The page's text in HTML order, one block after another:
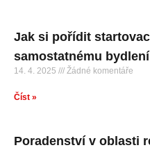
Jak si pořídit
samostatnému bydlení
14. 4. 2025 Žádné komentáře
Číst »
Poradenství v oblasti